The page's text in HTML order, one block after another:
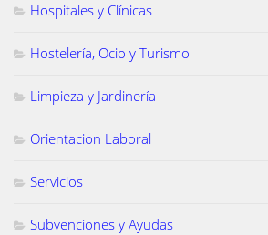
Hospitales y Clínicas
Hostelería, Ocio y Turismo
Limpieza y Jardinería
Orientacion Laboral
Servicios
Subvenciones y Ayudas